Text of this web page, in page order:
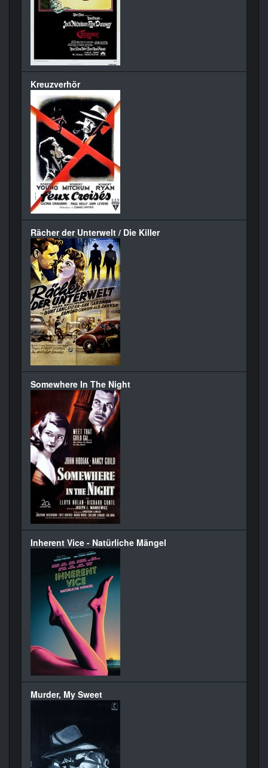
Kreuzverhör
Rächer der Unterwelt / Die Killer
Somewhere In The Night
Inherent Vice - Natürliche Mängel
Murder, My Sweet